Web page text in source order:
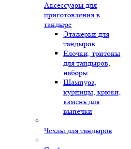
Аксессуары для
приготовления в
тандыре
Этажерки для
тандыров
Елочки, тритоны
для тандыров,
наборы
Шампура,
курницы, крюки,
камень для
выпечки
Чехлы для тандыров